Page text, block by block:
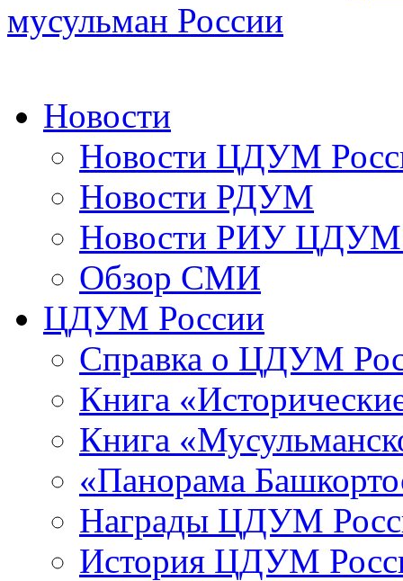
мусульман России
Новости
Новости ЦДУМ
Новости РДУМ
Новости РИУ ЦДУМ
Обзор СМИ
ЦДУМ России
Справка о ЦДУМ
Книга
Книга
«Панорама
Награды ЦДУМ
История ЦДУМ